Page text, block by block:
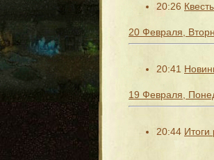
20:26
20 Февраля,
20:41
19 Февраля,
20:44 Итоги